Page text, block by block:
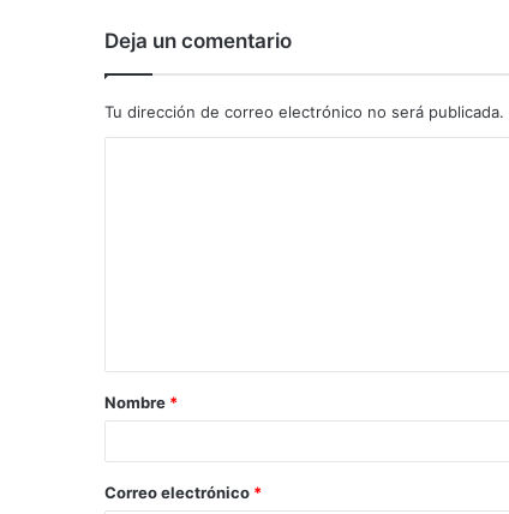
Deja un comentario
Tu dirección de correo electrónico no será publicada.
a
r
Nombre *
Correo electrónico *